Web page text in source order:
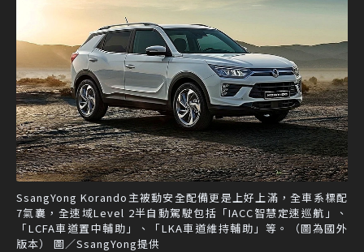
SsangYong Korando主被動安全配備更是上好上滿，全車系標配
7氣囊，全速域Level 2半自動駕駛包括「IACC智慧定速巡航」、
「LCFA車道置中輔助」、「LKA車道維持輔助」等。（圖為國外
版本） 圖／SsangYong提供